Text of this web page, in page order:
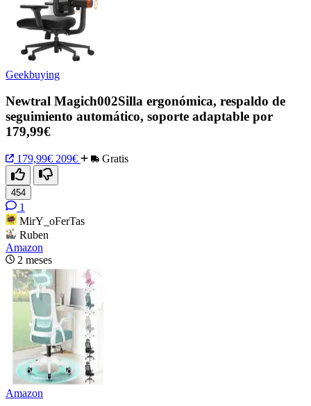
Geekbuying
Newtral Magich002Silla ergonómica, respaldo de
seguimiento automático, soporte adaptable por
179,99€
179,99€ 209€ Gratis
454
1
MirY_oFerTas
Ruben
Amazon
2 meses
Amazon